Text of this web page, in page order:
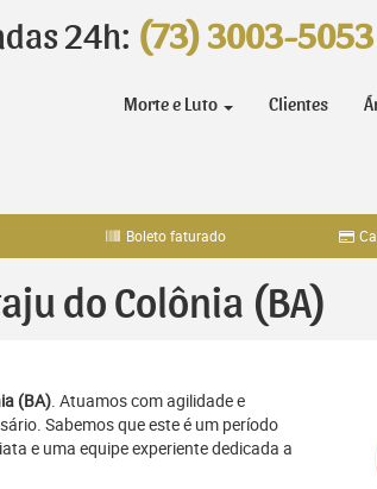
24h: (73) 3003-5053
Morte e Luto Clientes
Boleto faturado
do Colônia (BA)
(BA). Atuamos com agilidade e
Sabemos que este é um período
e uma equipe experiente dedicada a